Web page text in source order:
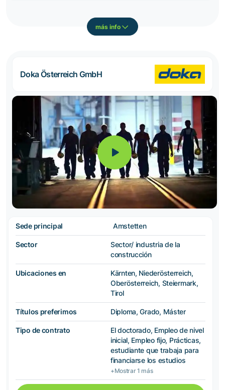
más info
Doka Österreich GmbH
Sede principal Amstetten
Sector
Sector/ industria de la
construcción
Ubicaciones en
Kärnten, Niederösterreich,
Oberösterreich, Steiermark,
Tirol
Títulos preferimos Diploma, Grado, Máster
Tipo de contrato
El doctorado, Empleo de nivel
inicial, Empleo fijo, Prácticas,
estudiante que trabaja para
financiarse los estudios
+Mostrar 1 más